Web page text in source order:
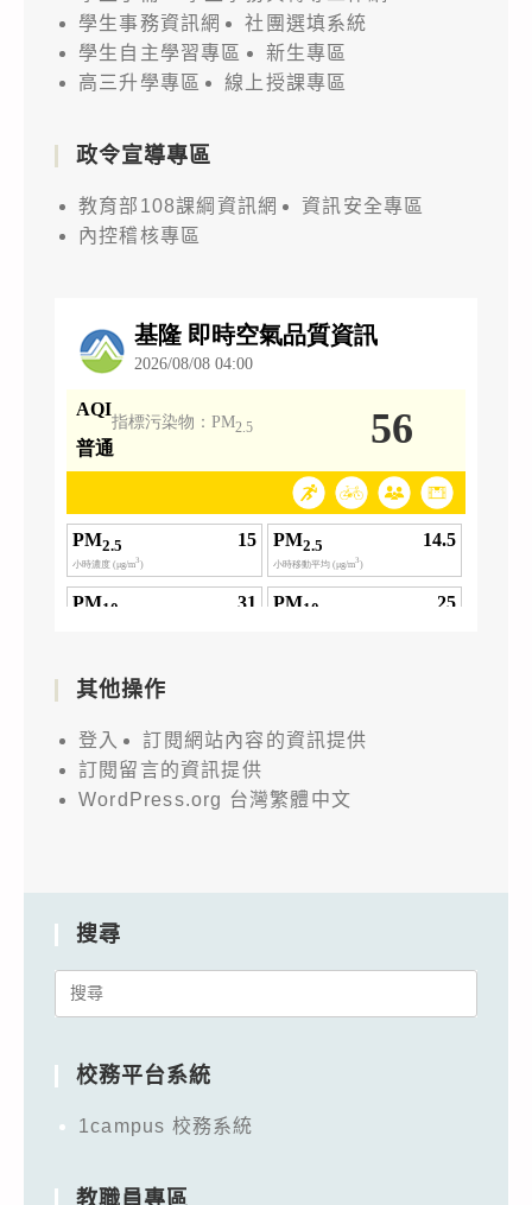
學生事務資訊網
社團選填系統
學生自主學習專區
新生專區
高三升學專區
線上授課專區
政令宣導專區
教育部108課綱資訊網
資訊安全專區
內控稽核專區
其他操作
登入
訂閱網站內容的資訊提供
訂閱留言的資訊提供
WordPress.org 台灣繁體中文
搜尋
Search
校務平台系統
1campus 校務系統
教職員專區